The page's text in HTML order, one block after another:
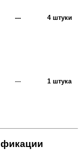
--- 4 штуки
--- 1 штука